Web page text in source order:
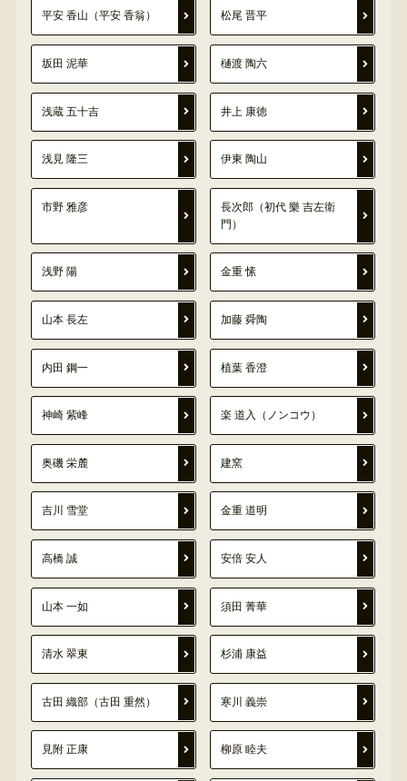
平安 香山（平安 香翁） 松尾 晋平
坂田 泥華 樋渡 陶六
浅蔵 五十吉 井上 康徳
浅見 隆三 伊東 陶山
市野 雅彦
長次郎（初代 樂 吉左衛
門）
浅野 陽 金重 愫
山本 長左 加藤 舜陶
内田 鋼一 植葉 香澄
神崎 紫峰 楽 道入（ノンコウ）
奥磯 栄麓 建窯
吉川 雪堂 金重 道明
高橋 誠 安倍 安人
山本 一如 須田 菁華
清水 翠東 杉浦 康益
古田 織部（古田 重然） 寒川 義崇
見附 正康 柳原 睦夫